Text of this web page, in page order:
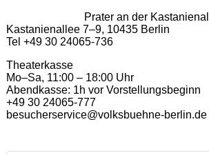
Prater an der
Kastanienallee 7–9, 10435 Berlin
Tel +49 30 24065-736
Theaterkasse
Mo–Sa, 11:00 – 18:00 Uhr
Abendkasse: 1h vor Vorstellungsbeginn
+49 30 24065-777
besucherservice@volksbuehne-berlin.de